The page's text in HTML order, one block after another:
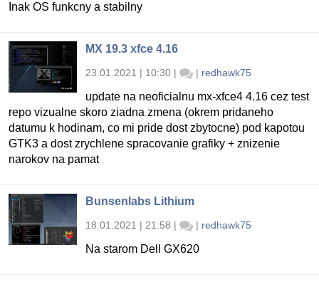
Inak OS funkcny a stabilny
MX 19.3 xfce 4.16
23.01.2021 | 10:30 | | redhawk75
update na neoficialnu mx-xfce4 4.16 cez test
repo vizualne skoro ziadna zmena (okrem pridaneho
datumu k hodinam, co mi pride dost zbytocne) pod kapotou
GTK3 a dost zrychlene spracovanie grafiky + znizenie
narokov na pamat
Bunsenlabs Lithium
18.01.2021 | 21:58 | | redhawk75
Na starom Dell GX620